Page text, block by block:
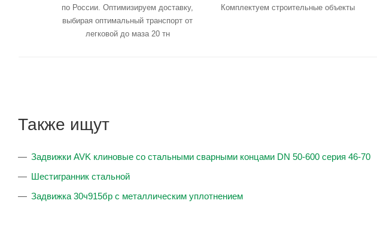
по России. Оптимизируем доставку,
выбирая оптимальный транспорт от
легковой до маза 20 тн
Комплектуем строительные объекты
Также ищут
Задвижки AVK клиновые со стальными сварными концами DN 50-600 серия 46-70
Шестигранник стальной
Задвижка 30ч915бр с металлическим уплотнением